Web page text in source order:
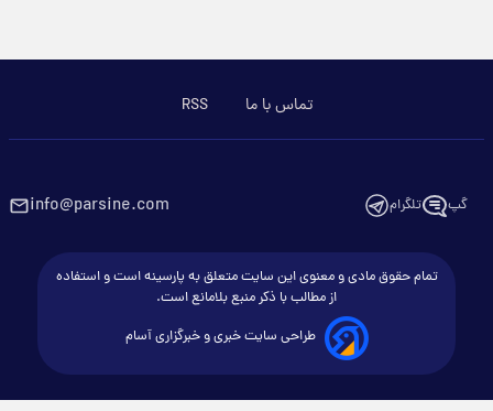
تماس با ما RSS
گپ تلگرام info@parsine.com
تمام حقوق مادی و معنوی این سایت متعلق به پارسینه است و استفاده
از مطالب با ذکر منبع بلامانع است.
طراحی سایت خبری و خبرگزاری آسام